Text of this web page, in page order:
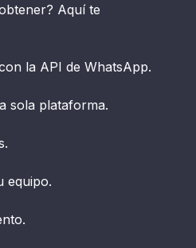
Aquí te
la API de WhatsApp.
sola plataforma.
equipo.